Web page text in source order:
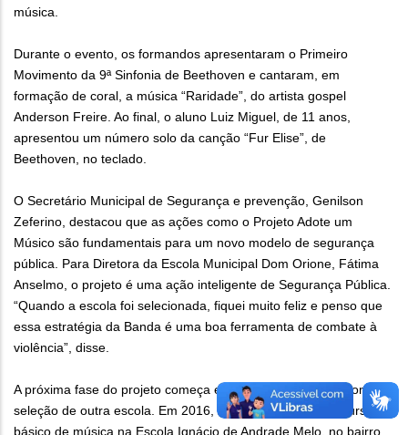
música.
Durante o evento, os formandos apresentaram o Primeiro
Movimento da 9ª Sinfonia de Beethoven e cantaram, em
formação de coral, a música “Raridade”, do artista gospel
Anderson Freire. Ao final, o aluno Luiz Miguel, de 11 anos,
apresentou um número solo da canção “Fur Elise”, de
Beethoven, no teclado.
O Secretário Municipal de Segurança e prevenção, Genilson
Zeferino, destacou que as ações como o Projeto Adote um
Músico são fundamentais para um novo modelo de segurança
pública. Para Diretora da Escola Municipal Dom Orione, Fátima
Anselmo, o projeto é uma ação inteligente de Segurança Pública.
“Quando a escola foi selecionada, fiquei muito feliz e penso que
essa estratégia da Banda é uma boa ferramenta de combate à
violência”, disse.
A próxima fase do projeto começa em fevereiro de 2018, com a
seleção de outra escola. Em 2016, 20 alunos realizam o curso
básico de música na Escola Ignácio de Andrade Melo, no bairro